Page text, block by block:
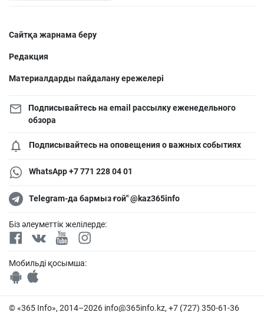
Сайтқа жарнама беру
Редакция
Материалдарды пайдалану ережелері
Подписывайтесь на email рассылку еженедельного
обзора
Подписывайтесь на оповещения о важных событиях
WhatsApp +7 771 228 04 01
Telegram-да бармыз ғой" @kaz365info
Біз әлеуметтік желілерде:
Мобильді қосымша:
© «365 Info», 2014–2026 info@365info.kz, +7 (727) 350-61-36